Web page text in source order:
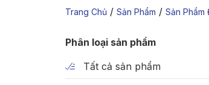
Trang Chủ / Sản Phẩm / Sản
Phân loại sản phẩm
Tất cả sản phẩm